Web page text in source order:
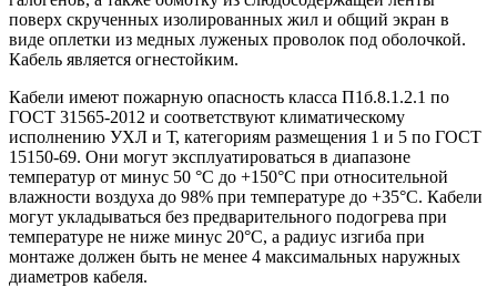
поверх скрученных изолированных жил и общий экран в
виде оплетки из медных луженых проволок под оболочкой.
Кабель является огнестойким.
Кабели имеют пожарную опасность класса П1б.8.1.2.1 по
ГОСТ 31565-2012 и соответствуют климатическому
исполнению УХЛ и Т, категориям размещения 1 и 5 по ГОСТ
15150-69. Они могут эксплуатироваться в диапазоне
температур от минус 50 °C до +150°C при относительной
влажности воздуха до 98% при температуре до +35°C. Кабели
могут укладываться без предварительного подогрева при
температуре не ниже минус 20°C, а радиус изгиба при
монтаже должен быть не менее 4 максимальных наружных
диаметров кабеля.